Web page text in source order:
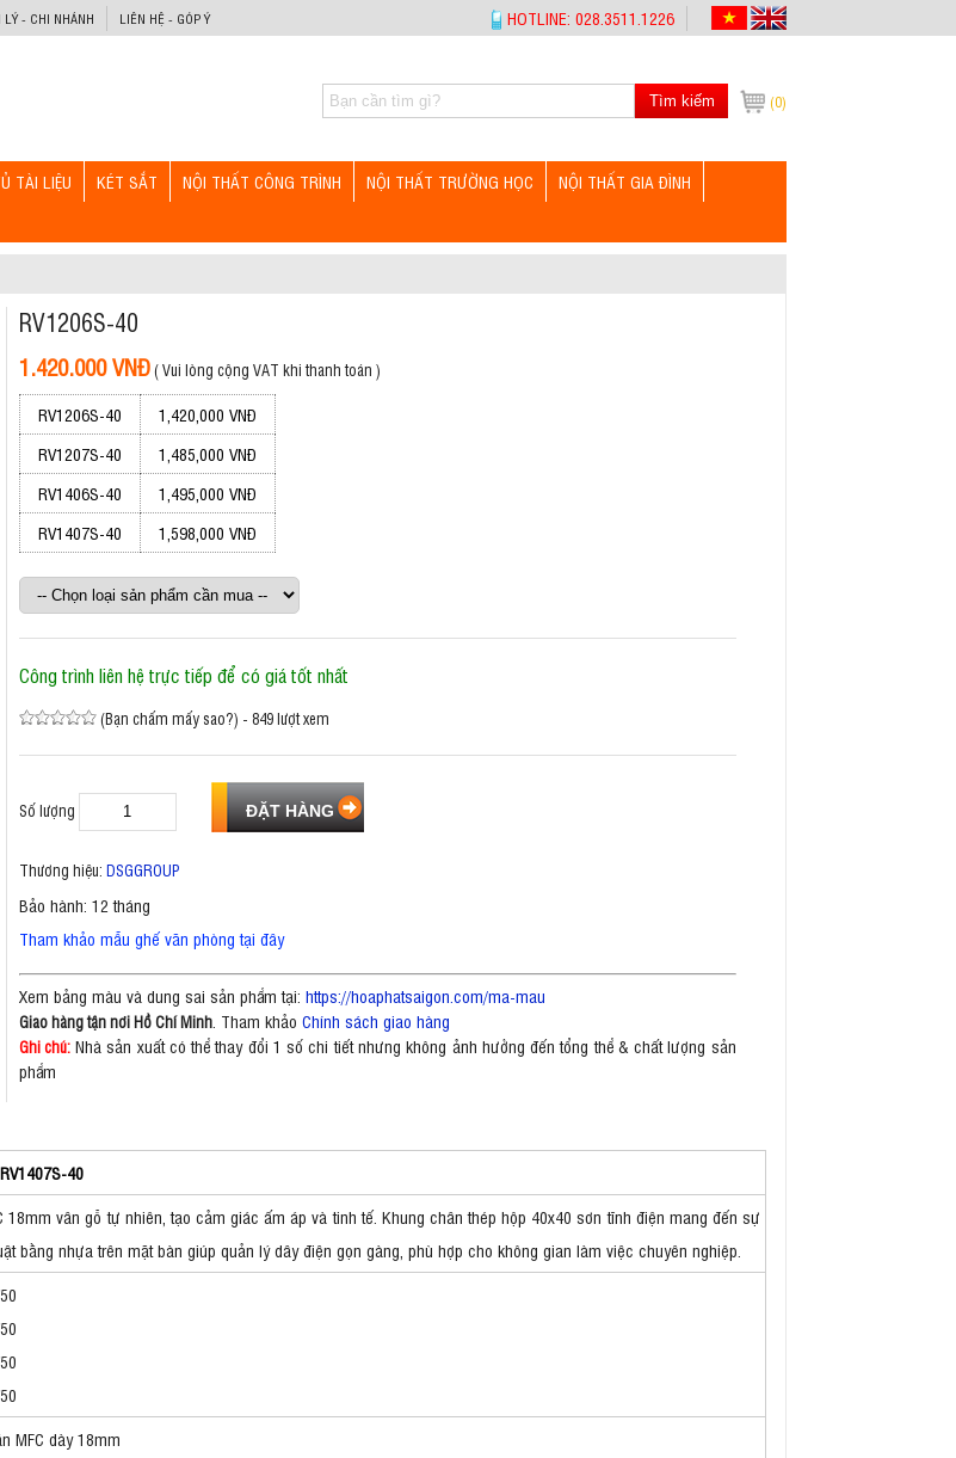
LÝ - CHI NHÁNH LIÊN HỆ - GÓP Ý HOTLINE: 028.3511.1226
(0)
Tìm kiếm
TÀI LIỆU KÉT SẮT NỘI THẤT CÔNG TRÌNH NỘI THẤT TRƯỜNG HỌC
NỘI THẤT GIA ĐÌNH
RV1206S-40
1.420.000 VNĐ( Vui lòng cộng VAT khi thanh toán )
RV1206S-40
1,420,000 VNĐ
RV1207S-40
1,485,000 VNĐ
RV1406S-40
1,495,000 VNĐ
RV1407S-40
1,598,000 VNĐ
Công trình liên hệ trực tiếp để có giá tốt nhất
(Bạn chấm mấy sao?) - 849 lượt xem
Số lượng
Thương hiệu: DSGGROUP
Bảo hành: 12 tháng
Tham khảo mẫu ghế văn phòng tại đây
Xem bảng màu và dung sai sản phẩm tại: https://hoaphatsaigon.com/ma-mau
Giao hàng tận nơi Hồ Chí Minh. Tham khảo Chính sách giao hàng
Ghi chú:Nhà sản xuất có thể thay đổi 1 số chi tiết nhưng không ảnh hưởng đến tổng thể & chất lượng sản
phẩm
40
18mm vân gỗ tự nhiên, tạo cảm giác ấm áp và tinh tế. Khung chân thép hộp 40x40 sơn tĩnh điện mang đến sự
bằng nhựa trên mặt bàn giúp quản lý dây điện gọn gàng, phù hợp cho không gian làm việc chuyên nghiệp.
MFC dày 18mm